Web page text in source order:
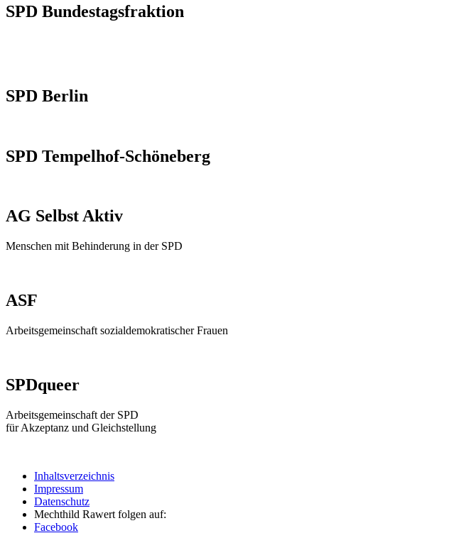
SPD Bundestagsfraktion
SPD Berlin
SPD Tempelhof-Schöneberg
AG Selbst Aktiv
Menschen mit Behinderung in der SPD
ASF
Arbeitsgemeinschaft sozialdemokratischer Frauen
SPDqueer
Arbeitsgemeinschaft der SPD
für Akzeptanz und Gleichstellung
Inhaltsverzeichnis
Impressum
Datenschutz
Mechthild Rawert folgen auf:
Facebook